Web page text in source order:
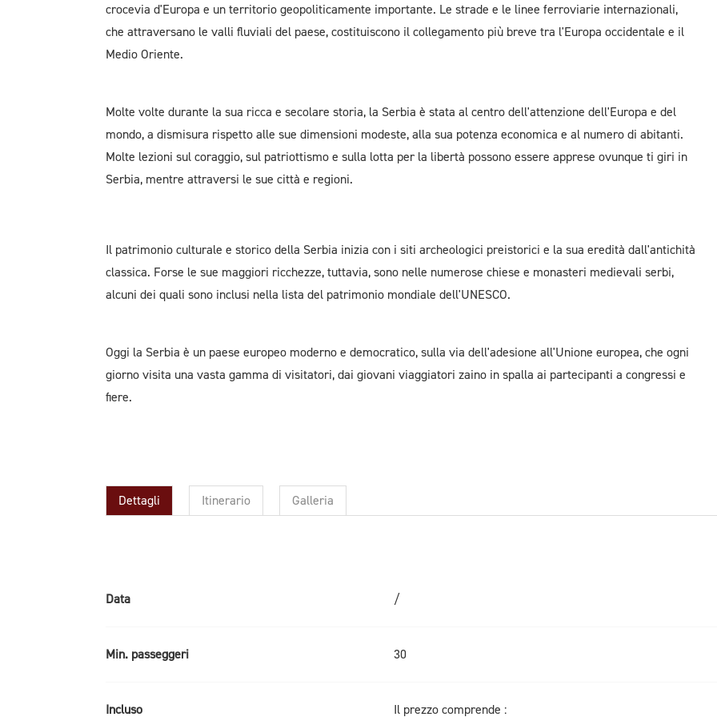
crocevia d'Europa e un territorio geopoliticamente importante. Le strade e le linee ferroviarie internazionali,
che attraversano le valli fluviali del paese, costituiscono il collegamento più breve tra l'Europa occidentale e il
Medio Oriente.
Molte volte durante la sua ricca e secolare storia, la Serbia è stata al centro dell'attenzione dell'Europa e del
mondo, a dismisura rispetto alle sue dimensioni modeste, alla sua potenza economica e al numero di abitanti.
Molte lezioni sul coraggio, sul patriottismo e sulla lotta per la libertà possono essere apprese ovunque ti giri in
Serbia, mentre attraversi le sue città e regioni.
Il patrimonio culturale e storico della Serbia inizia con i siti archeologici preistorici e la sua eredità dall'antichità
classica. Forse le sue maggiori ricchezze, tuttavia, sono nelle numerose chiese e monasteri medievali serbi,
alcuni dei quali sono inclusi nella lista del patrimonio mondiale dell'UNESCO.
Oggi la Serbia è un paese europeo moderno e democratico, sulla via dell'adesione all'Unione europea, che ogni
giorno visita una vasta gamma di visitatori, dai giovani viaggiatori zaino in spalla ai partecipanti a congressi e
fiere.
Dettagli Itinerario Galleria
Data /
Min. passeggeri 30
Incluso Il prezzo comprende :